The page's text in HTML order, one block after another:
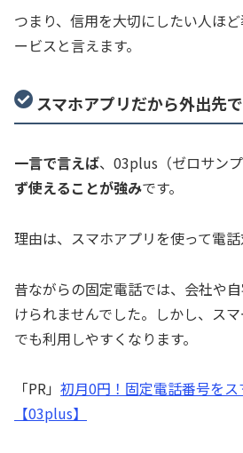
つまり、信用を大切にしたい人ほ
ービスと言えます。
スマホアプリだから外出先
一言で言えば、03plus（ゼロサン
ず使えることが強みです。
理由は、スマホアプリを使って電話
昔ながらの固定電話では、会社や
けられませんでした。しかし、ス
でも利用しやすくなります。
「PR」 初月0円！固定電話番号を
【03plus】